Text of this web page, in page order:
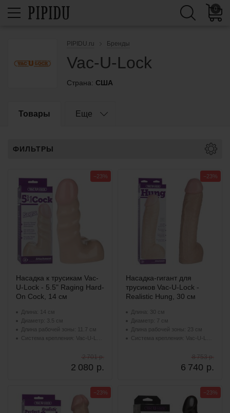
0
PIPIDU.ru Бренды
Vac-U-Lock
Страна: США
Товары Еще
ФИЛЬТРЫ
Насадка к трусикам Vac-
U-Lock - 5.5" Raging Hard-
On Cock, 14 см
Длина: 14 см
Диаметр: 3.5 см
Длина рабочей зоны: 11.7 см
Система крепления: Vac-U-Lock
2 080 р.
2 701 р.
−23%
Насадка-гигант для
трусиков Vac-U-Lock -
Realistic Hung, 30 см
Длина: 30 см
Диаметр: 7 см
Длина рабочей зоны: 23 см
Система крепления: Vac-U-Lock
6 740 р.
8 753 р.
−23%
−23% −23%